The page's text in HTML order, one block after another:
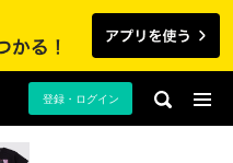
登録・ログイン